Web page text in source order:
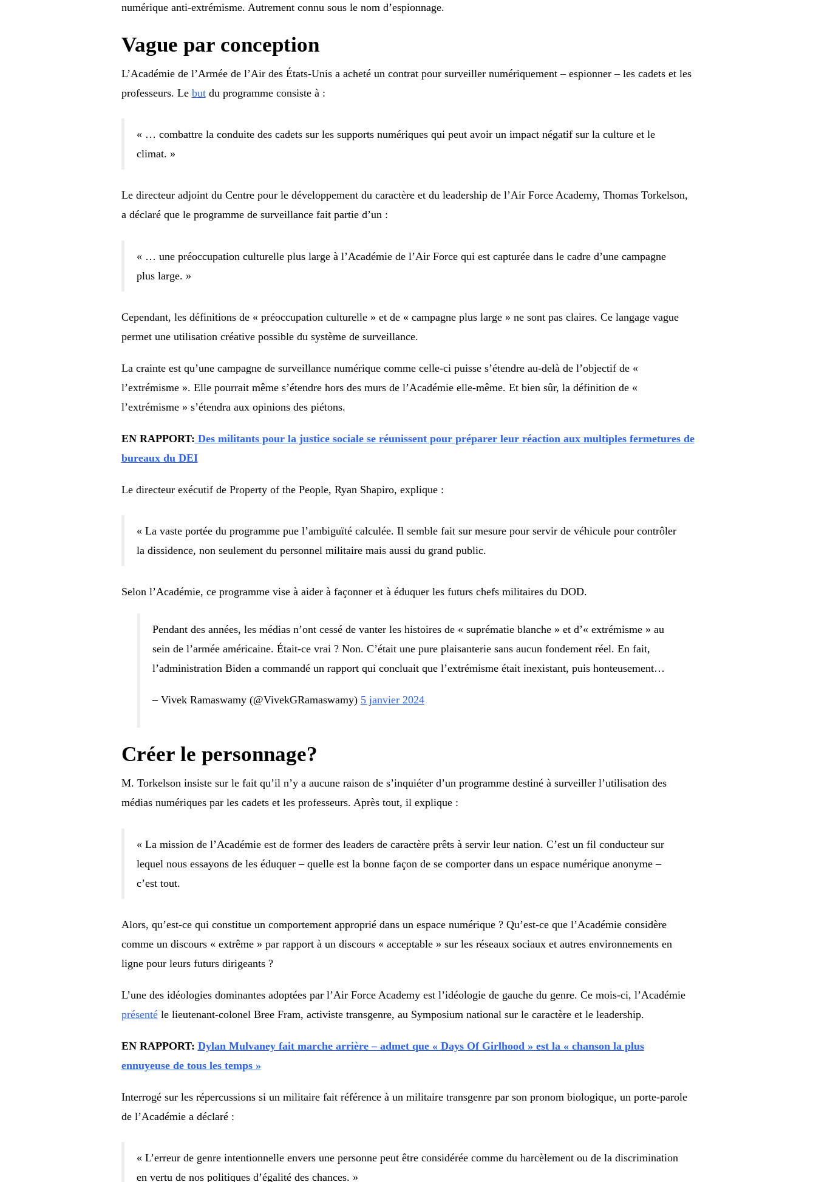
numérique anti-extrémisme. Autrement connu sous le nom d’espionnage.
Vague par conception
L’Académie de l’Armée de l’Air des États-Unis a acheté un contrat pour surveiller numériquement – ​​espionner – les cadets et les
professeurs. Le butdu programme consiste à :
« … combattre la conduite des cadets sur les supports numériques qui peut avoir un impact négatif sur la culture et le
climat. »
Le directeur adjoint du Centre pour le développement du caractère et du leadership de l’Air Force Academy, Thomas Torkelson,
a déclaré que le programme de surveillance fait partie d’un :
« … une préoccupation culturelle plus large à l’Académie de l’Air Force qui est capturée dans le cadre d’une campagne
plus large. »
Cependant, les définitions de « préoccupation culturelle » et de « campagne plus large » ne sont pas claires. Ce langage vague
permet une utilisation créative possible du système de surveillance.
La crainte est qu’une campagne de surveillance numérique comme celle-ci puisse s’étendre au-delà de l’objectif de «
l’extrémisme ». Elle pourrait même s’étendre hors des murs de l’Académie elle-même. Et bien sûr, la définition de «
l’extrémisme » s’étendra aux opinions des piétons.
EN RAPPORT: Des militants pour la justice sociale se réunissent pour préparer leur réaction aux multiples fermetures de
bureaux du DEI
Le directeur exécutif de Property of the People, Ryan Shapiro, explique :
« La vaste portée du programme pue l’ambiguïté calculée. Il semble fait sur mesure pour servir de véhicule pour contrôler
la dissidence, non seulement du personnel militaire mais aussi du grand public.
Selon l’Académie, ce programme vise à aider à façonner et à éduquer les futurs chefs militaires du DOD.
Pendant des années, les médias n’ont cessé de vanter les histoires de « suprématie blanche » et d’« extrémisme » au
sein de l’armée américaine. Était-ce vrai ? Non. C’était une pure plaisanterie sans aucun fondement réel. En fait,
l’administration Biden a commandé un rapport qui concluait que l’extrémisme était inexistant, puis honteusement…
– Vivek Ramaswamy (@VivekGRamaswamy) 5 janvier 2024
Créer le personnage?
M. Torkelson insiste sur le fait qu’il n’y a aucune raison de s’inquiéter d’un programme destiné à surveiller l’utilisation des
médias numériques par les cadets et les professeurs. Après tout, il explique :
« La mission de l’Académie est de former des leaders de caractère prêts à servir leur nation. C’est un fil conducteur sur
lequel nous essayons de les éduquer – quelle est la bonne façon de se comporter dans un espace numérique anonyme –
c’est tout.
Alors, qu’est-ce qui constitue un comportement approprié dans un espace numérique ? Qu’est-ce que l’Académie considère
comme un discours « extrême » par rapport à un discours « acceptable » sur les réseaux sociaux et autres environnements en
ligne pour leurs futurs dirigeants ?
L’une des idéologies dominantes adoptées par l’Air Force Academy est l’idéologie de gauche du genre. Ce mois-ci, l’Académie
présentéle lieutenant-colonel Bree Fram, activiste transgenre, au Symposium national sur le caractère et le leadership.
EN RAPPORT: Dylan Mulvaney fait marche arrière – admet que « Days Of Girlhood » est la « chanson la plus
ennuyeuse de tous les temps »
Interrogé sur les répercussions si un militaire fait référence à un militaire transgenre par son pronom biologique, un porte-parole
de l’Académie a déclaré :
« L’erreur de genre intentionnelle envers une personne peut être considérée comme du harcèlement ou de la discrimination
en vertu de nos politiques d’égalité des chances. »